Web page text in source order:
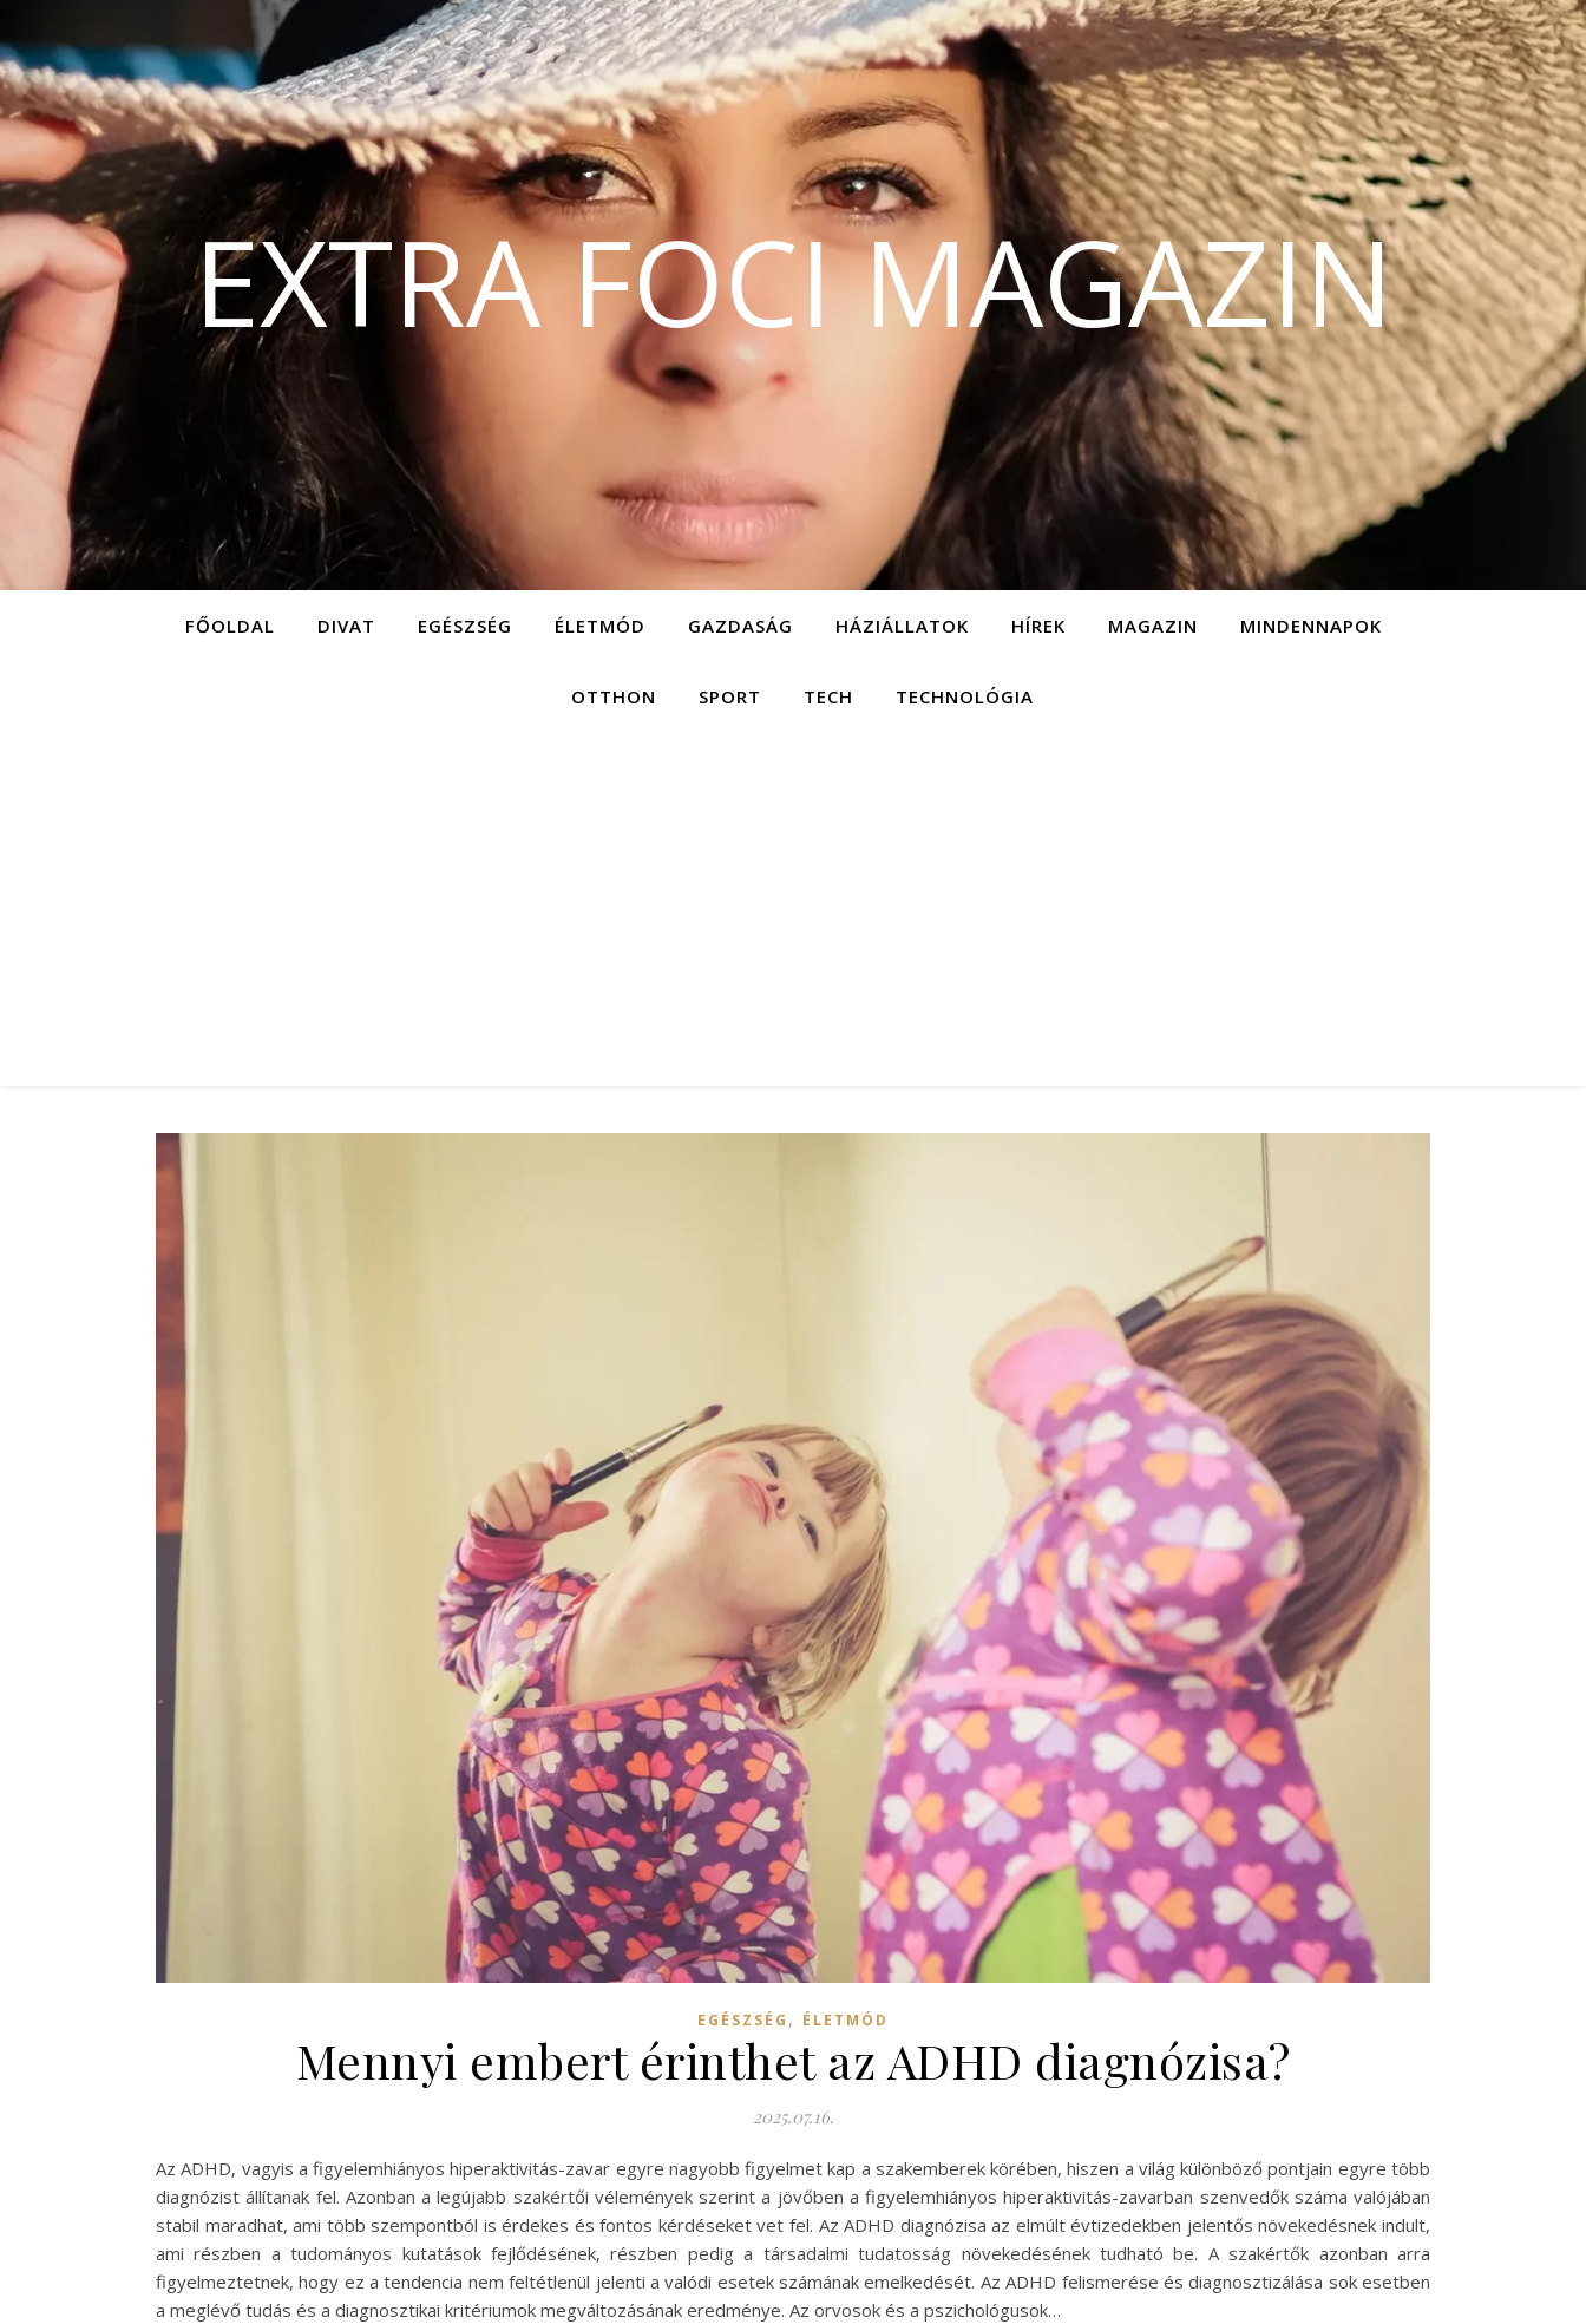
EXTRA FOCI MAGAZIN
FŐOLDAL DIVAT EGÉSZSÉG ÉLETMÓD GAZDASÁG HÁZIÁLLATOK HÍREK MAGAZIN MINDENNAPOK
OTTHON SPORT TECH TECHNOLÓGIA
EGÉSZSÉG , ÉLETMÓD
Mennyi embert érinthet az ADHD diagnózisa?
2025.07.16.
Az ADHD, vagyis a figyelemhiányos hiperaktivitás-zavar egyre nagyobb figyelmet kap a szakemberek körében, hiszen a világ különböző pontjain egyre több
diagnózist állítanak fel. Azonban a legújabb szakértői vélemények szerint a jövőben a figyelemhiányos hiperaktivitás-zavarban szenvedők száma valójában
stabil maradhat, ami több szempontból is érdekes és fontos kérdéseket vet fel. Az ADHD diagnózisa az elmúlt évtizedekben jelentős növekedésnek indult,
ami részben a tudományos kutatások fejlődésének, részben pedig a társadalmi tudatosság növekedésének tudható be. A szakértők azonban arra
figyelmeztetnek, hogy ez a tendencia nem feltétlenül jelenti a valódi esetek számának emelkedését. Az ADHD felismerése és diagnosztizálása sok esetben
a meglévő tudás és a diagnosztikai kritériumok megváltozásának eredménye. Az orvosok és a pszichológusok…